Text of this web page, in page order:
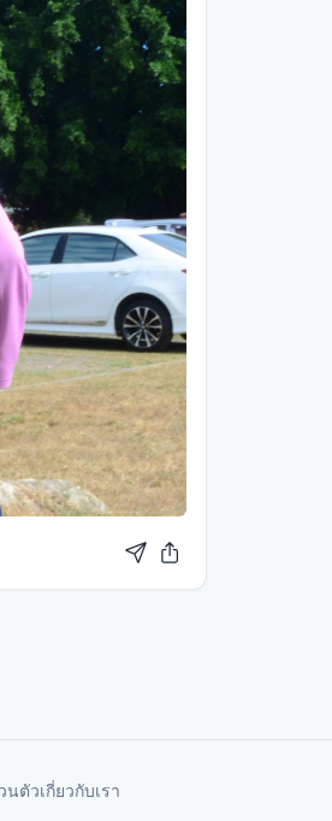
นตัวเกี่ยวกับเรา